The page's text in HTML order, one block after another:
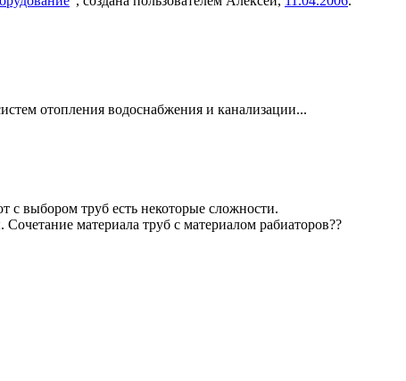
отопления водоснабжения и канализации...
с выбором труб есть некоторые сложности.
материала труб с материалом рабиаторов??